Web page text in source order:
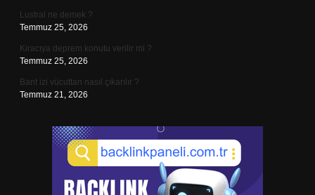
Lustral ne demek ?
Temmuz 25, 2026
Kiracıya deprem konutu verilir mi ?
Temmuz 25, 2026
Bant izi vücuttan nasıl çıkarılır ?
Temmuz 21, 2026